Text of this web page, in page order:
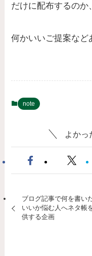
だけに配布するのか
何かいいご提案など
note
よかっ
ブログ記事で何を書い
いいか悩む人へネタ帳
供する企画